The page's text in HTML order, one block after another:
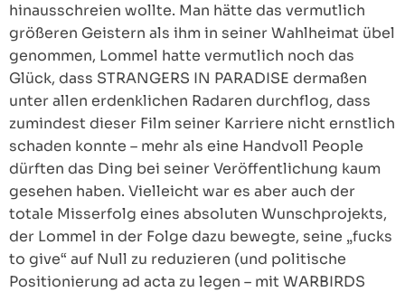
hinausschreien wollte. Man hätte das vermutlich
größeren Geistern als ihm in seiner Wahlheimat übel
genommen, Lommel hatte vermutlich noch das
Glück, dass STRANGERS IN PARADISE dermaßen
unter allen erdenklichen Radaren durchflog, dass
zumindest dieser Film seiner Karriere nicht ernstlich
schaden konnte – mehr als eine Handvoll People
dürften das Ding bei seiner Veröffentlichung kaum
gesehen haben. Vielleicht war es aber auch der
totale Misserfolg eines absoluten Wunschprojekts,
der Lommel in der Folge dazu bewegte, seine „fucks
to give“ auf Null zu reduzieren (und politische
Positionierung ad acta zu legen – mit WARBIRDS